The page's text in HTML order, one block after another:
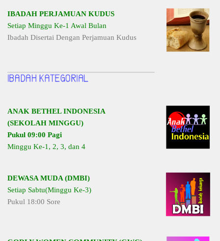
IBADAH PERJAMUAN KUDUS
Setiap Minggu Ke-1 Awal Bulan
Ibadah Disertai Dengan Perjamuan Kudus
ANAK BETHEL INDONESIA
(SEKOLAH MINGGU)
Pukul 09:00 Pagi
Minggu Ke-1, 2, 3, dan 4
DEWASA MUDA (DMBI)
Setiap Sabtu(Minggu Ke-3)
Pukul 18:00 Sore